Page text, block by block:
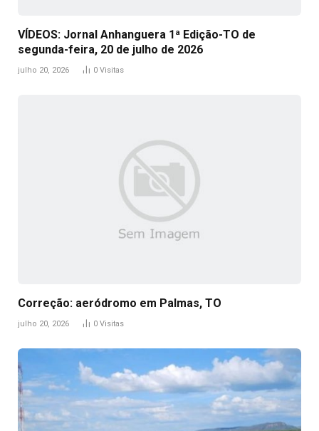
VÍDEOS: Jornal Anhanguera 1ª Edição-TO de
segunda-feira, 20 de julho de 2026
julho 20, 2026 0 Visitas
Correção: aeródromo em Palmas, TO
julho 20, 2026 0 Visitas